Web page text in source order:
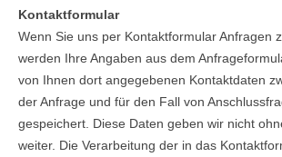
Kontaktformular
Wenn Sie uns per Kontaktformular Anfragen
werden Ihre Angaben aus dem
von Ihnen dort angegebenen Kontaktdaten
der Anfrage und für den Fall von
gespeichert. Diese Daten geben wir nicht
weiter. Die Verarbeitung der in das